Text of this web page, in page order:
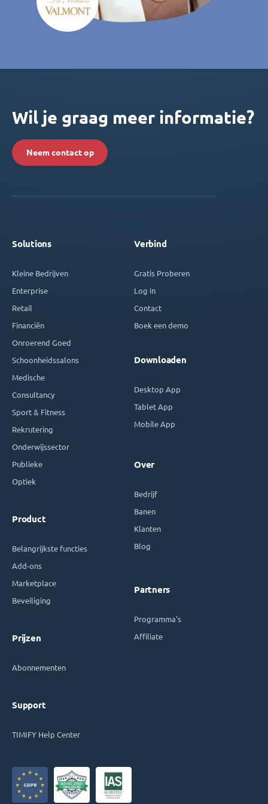
Wil je graag meer informatie?
Neem contact op
Solutions
Kleine Bedrijven
Enterprise
Retail
Financiën
Onroerend Goed
Schoonheidssalons
Medische
Consultancy
Sport & Fitness
Rekrutering
Onderwijssector
Publieke
Optiek
Product
Belangrijkste functies
Add-ons
Marketplace
Beveiliging
Prijzen
Abonnementen
Support
TIMIFY Help Center
Verbind
Gratis Proberen
Log in
Contact
Boek een demo
Downloaden
Desktop App
Tablet App
Mobile App
Over
Bedrijf
Banen
Klanten
Blog
Partners
Programma's
Affiliate